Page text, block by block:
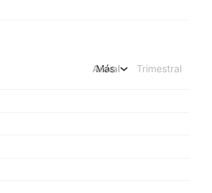
Anual Trimestral
Más